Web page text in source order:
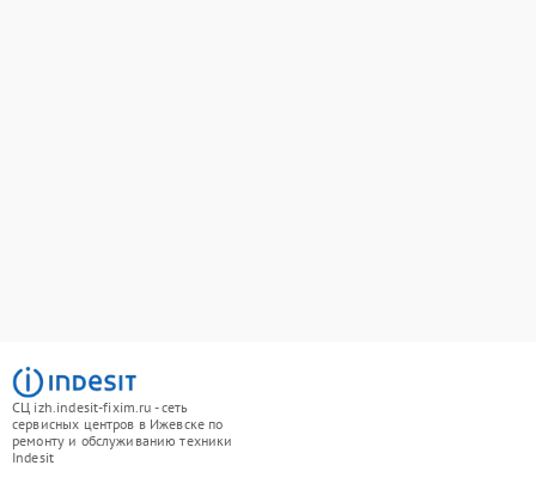
СЦ izh.indesit-fixim.ru - сеть
сервисных центров в Ижевске по
ремонту и обслуживанию техники
Indesit